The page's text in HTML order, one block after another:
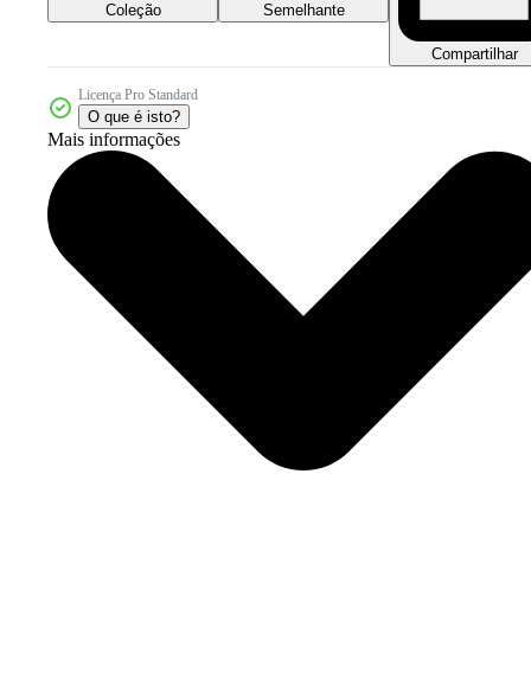
Coleção Semelhante
Compartilhar
Licença Pro Standard
O que é isto?
Mais informações